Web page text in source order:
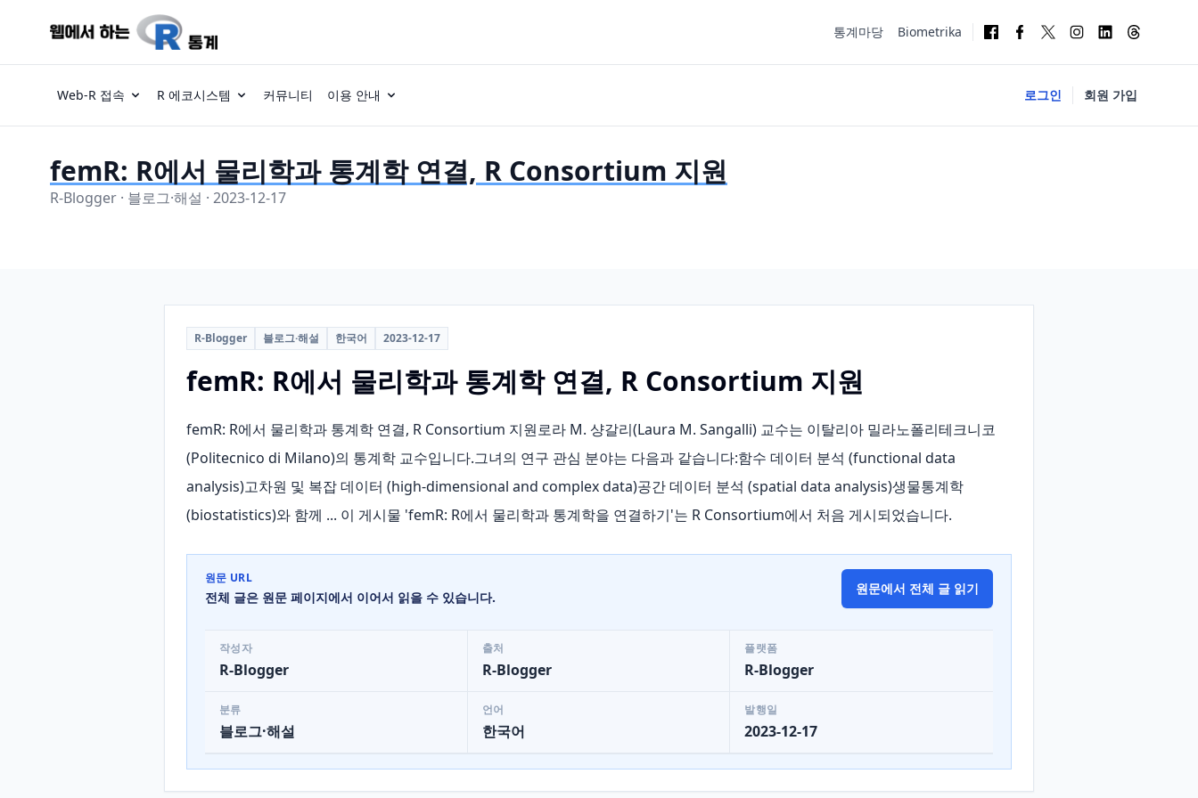
통계마당 Biometrika
Web-R 접속 R 에코시스템 커뮤니티 이용 안내 로그인 회원 가입
femR: R에서 물리학과 통계학 연결, R Consortium 지원
R-Blogger · 블로그·해설 · 2023-12-17
R-Blogger 블로그·해설 한국어 2023-12-17
femR: R에서 물리학과 통계학 연결, R Consortium 지원
femR: R에서 물리학과 통계학 연결, R Consortium 지원로라 M. 샹갈리(Laura M. Sangalli) 교수는 이탈리아 밀라노폴리테크니코
(Politecnico di Milano)의 통계학 교수입니다.그녀의 연구 관심 분야는 다음과 같습니다:함수 데이터 분석 (functional data
analysis)고차원 및 복잡 데이터 (high-dimensional and complex data)공간 데이터 분석 (spatial data analysis)생물통계학
(biostatistics)와 함께 ... 이 게시물 'femR: R에서 물리학과 통계학을 연결하기'는 R Consortium에서 처음 게시되었습니다.
원문 URL
전체 글은 원문 페이지에서 이어서 읽을 수 있습니다.
원문에서 전체 글 읽기
작성자
R-Blogger
출처
R-Blogger
플랫폼
R-Blogger
분류
블로그·해설
언어
한국어
발행일
2023-12-17